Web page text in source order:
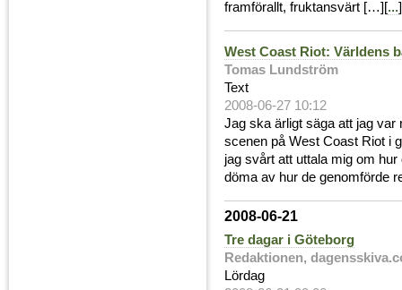
framförallt, fruktansvärt […][...]
West Coast Riot: Världens
Tomas Lundström
Text
2008-06-27 10:12
Jag ska ärligt säga att jag var
scenen på West Coast Riot i
jag svårt att uttala mig om
döma av hur de genomförde
2008-06-21
Tre dagar i Göteborg
Redaktionen,
Lördag